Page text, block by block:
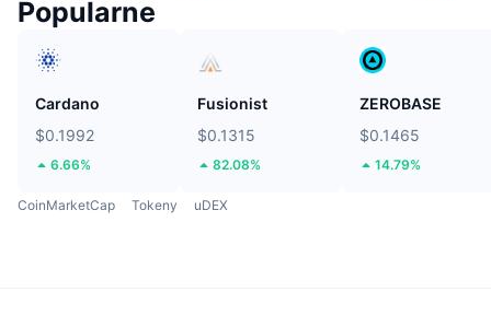
Popularne
Cardano
$0.1992
6.66%
Fusionist
$0.1315
82.08%
ZEROBASE
$0.1465
14.79%
CoinMarketCap Tokeny uDEX